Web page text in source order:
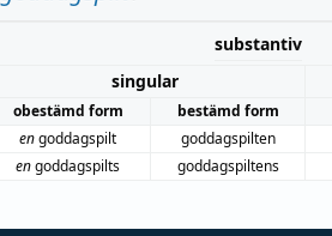
substantiv
singular
obestämd form bestämd form
engoddagspilt goddagspilten
engoddagspilts goddagspiltens